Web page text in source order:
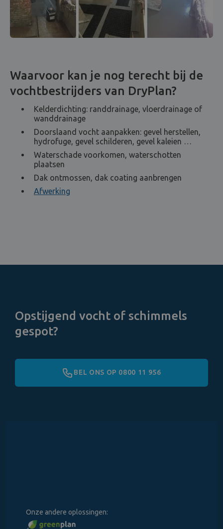
Waarvoor kan je nog terecht bij de
vochtbestrijders van DryPlan?
Kelderdichting: randdrainage, vloerdrainage of
wanddrainage
Doorslaand vocht aanpakken: gevel herstellen,
hydrofuge, gevel schilderen, gevel kaleien …
Waterschade voorkomen, waterschotten
plaatsen
Dak ontmossen, dak coating aanbrengen
Afwerking
Opstijgend vocht of schimmels
gespot?
BEL ONS OP 0800 11 956
Onze andere oplossingen: